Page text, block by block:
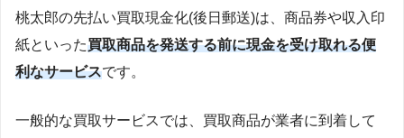
桃太郎の先払い買取現金化(後日郵送)は、商品券や収入印
紙といった買取商品を発送する前に現金を受け取れる便
利なサービスです。
一般的な買取サービスでは、買取商品が業者に到着して